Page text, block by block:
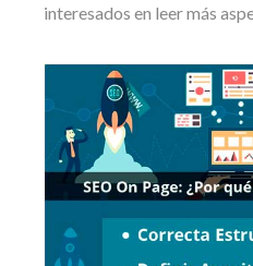
interesados en leer más